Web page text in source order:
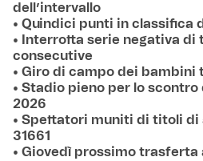
dell’intervallo
• Quindici punti in classifica
• Interrotta serie negativa di
consecutive
• Giro di campo dei bambini
• Stadio pieno per lo
2026
• Spettatori muniti di titoli
31661
• Giovedì prossimo trasferta